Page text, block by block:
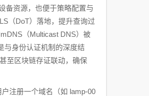
备资源，也便于策略配置与
（DoT）落地，提升查询过
（Multicast DNS）被
与身份认证机制的深度结
至区块链存证联动，确保
注册一个域名（如 lamp-00